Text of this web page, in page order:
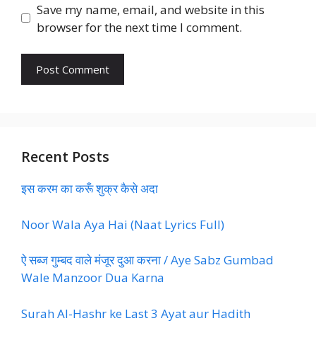
Save my name, email, and website in this
browser for the next time I comment.
Recent Posts
इस करम का करूँ शुक्र कैसे अदा
Noor Wala Aya Hai (Naat Lyrics Full)
ऐ सब्ज गुम्बद वाले मंजूर दुआ करना / Aye Sabz Gumbad
Wale Manzoor Dua Karna
Surah Al-Hashr ke Last 3 Ayat aur Hadith